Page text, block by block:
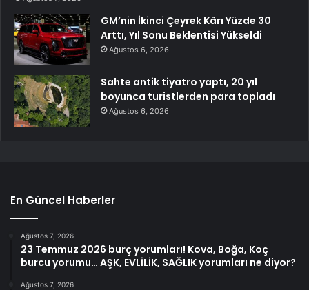
GM’nin İkinci Çeyrek Kârı Yüzde 30
Arttı, Yıl Sonu Beklentisi Yükseldi
Ağustos 6, 2026
Sahte antik tiyatro yaptı, 20 yıl
boyunca turistlerden para topladı
Ağustos 6, 2026
En Güncel Haberler
Ağustos 7, 2026
23 Temmuz 2026 burç yorumları! Kova, Boğa, Koç
burcu yorumu… AŞK, EVLİLİK, SAĞLIK yorumları ne diyor?
Ağustos 7, 2026